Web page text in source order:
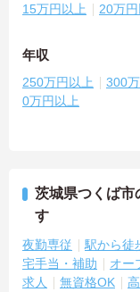
15万円以上 20万円
年収
250万円以上 300
0万円以上
茨城県つくば市
す
夜勤専従 駅から徒
宅手当・補助
オー
求人
無資格OK